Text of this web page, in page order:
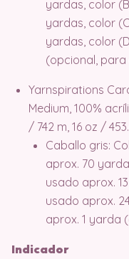
yardas, color
yardas, color
yardas, color
(opcional, para
Yarnspirations
Medium, 100%
/ 742 m, 16 oz /
Caballo gris:
aprox. 70
usado aprox.
usado aprox.
aprox. 1 yarda
Indicador